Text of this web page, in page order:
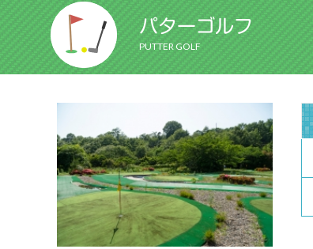
パターゴルフ
PUTTER GOLF